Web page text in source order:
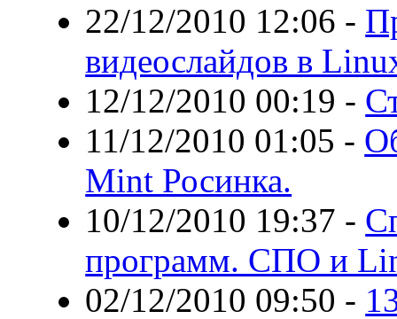
22/12/2010 12:06 -
видеослайдов в
12/12/2010 00:19 -
11/12/2010 01:05 -
Mint Росинка.
10/12/2010 19:37 -
программ. СПО и
02/12/2010 09:50 -